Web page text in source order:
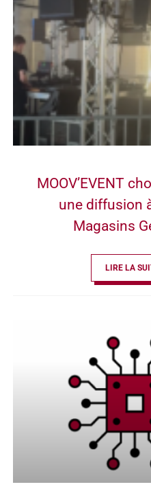
MOOV’EVENT
une diffusion
Magasins
LIRE LA